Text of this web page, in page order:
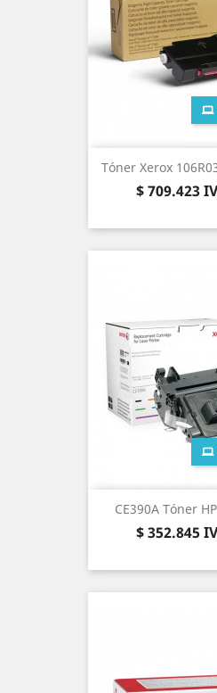
Tóner Xerox
Precio
$ 709.423
CE390A Tóner
Precio
$ 352.845